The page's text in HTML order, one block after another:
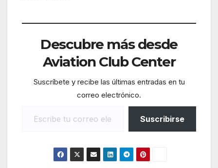
Descubre más desde
Aviation Club Center
Suscríbete y recibe las últimas entradas en tu
correo electrónico.
Suscribirse